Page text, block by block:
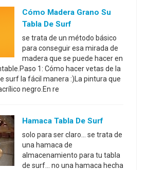
Cómo Madera Grano Su
Tabla De Surf
se trata de un método básico
para conseguir esa mirada de
madera que se puede hacer en
1: Cómo hacer vetas de la
surf la fácil manera :)La pintura que
negro.En re
Hamaca Tabla De Surf
solo para ser claro... se trata de
una hamaca de
almacenamiento para tu tabla
de surf... no una hamaca hecha